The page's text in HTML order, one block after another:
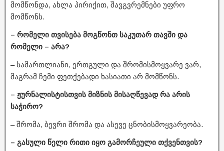
მომწონდა, ახლა პირიქით, შავგვრემნები უფრო
მომწონს.
– რომელი თვისება მოგწონთ საკუთარ თავში და
რომელი – არა?
– სამართლიანი, ერთგული და შრომისმოყვარე ვარ,
მაგრამ ჩემი ფეთქებადი ხასიათი არ მომწონს.
– ჟურნალისტისთვის მიზნის მისაღწევად რა არის
საჭირო?
– შრომა, ბევრი შრომა და ასევე ცნობისმოყვარეობა.
– გასული წელი რითი იყო გამორჩეული თქვენთვის?